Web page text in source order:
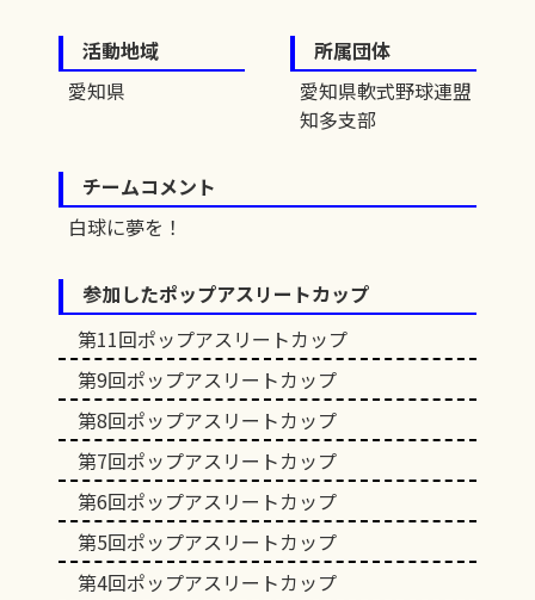
活動地域
愛知県
所属団体
愛知県軟式野球連盟
知多支部
チームコメント
白球に夢を！
参加したポップアスリートカップ
第11回ポップアスリートカップ
第9回ポップアスリートカップ
第8回ポップアスリートカップ
第7回ポップアスリートカップ
第6回ポップアスリートカップ
第5回ポップアスリートカップ
第4回ポップアスリートカップ